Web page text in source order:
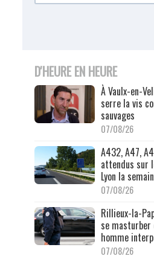
D'HEURE EN HEURE
À Vaulx-en-
serre la vis
sauvages
07/08/26
A432, A47,
attendus sur
Lyon la
07/08/26
Rillieux-la-
se masturber
homme
07/08/26